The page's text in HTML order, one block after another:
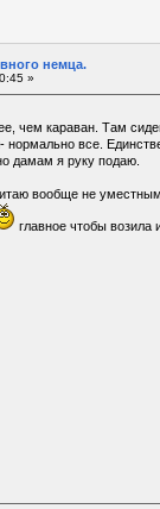
немца.
»
чем караван. Там
нормально все.
дамам я руку подаю.
вообще не
главное чтобы возила